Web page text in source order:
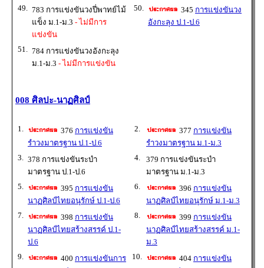
49. 783 การแข่งขันวงปี่พาทย์ไม้
แข็ง ม.1-ม.3 - ไม่มีการ
แข่งขัน
50. 345 การแข่งขันวง
อังกะลุง ป.1-ป.6
51. 784 การแข่งขันวงอังกะลุง
ม.1-ม.3 - ไม่มีการแข่งขัน
008 ศิลปะ-นาฏศิลป์
1. 376 การแข่งขัน
รำวงมาตรฐาน ป.1-ป.6
2. 377 การแข่งขัน
รำวงมาตรฐาน ม.1-ม.3
3.
378 การแข่งขันระบำ
มาตรฐาน ป.1-ป.6
4.
379 การแข่งขันระบำ
มาตรฐาน ม.1-ม.3
5.
395 การแข่งขัน
นาฏศิลป์ไทยอนุรักษ์ ป.1-ป.6
6. 396 การแข่งขัน
นาฏศิลป์ไทยอนุรักษ์ ม.1-ม.3
7.
398 การแข่งขัน
นาฏศิลป์ไทยสร้างสรรค์ ป.1-
ป.6
8. 399 การแข่งขัน
นาฏศิลป์ไทยสร้างสรรค์ ม.1-
ม.3
9.
400 การแข่งขันการ
10. 404 การแข่งขัน